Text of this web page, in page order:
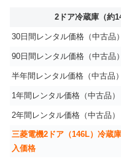
2ドア冷蔵庫（約
30日間レンタル価格（中古品）
90日間レンタル価格（中古品）
半年間レンタル価格（中古品）
1年間レンタル価格（中古品）
2年間レンタル価格（中古品）
三菱電機2ドア（146L）冷蔵
入価格